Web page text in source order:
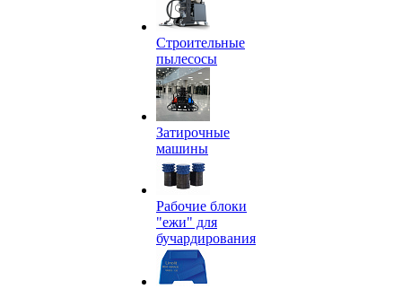
Строительные
пылесосы
Затирочные
машины
Рабочие блоки
"ежи" для
бучардирования